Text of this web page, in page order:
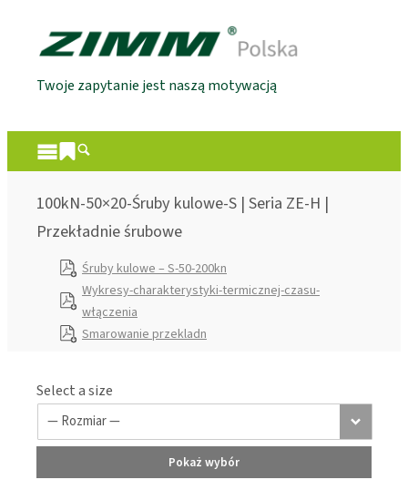
Twoje zapytanie jest naszą motywacją
100kN-50×20-Śruby kulowe-S | Seria ZE-H |
Przekładnie śrubowe
Śruby kulowe – S-50-200kn
Wykresy-charakterystyki-termicznej-czasu-
włączenia
Smarowanie przekladn
Select a size
Pokaż wybór